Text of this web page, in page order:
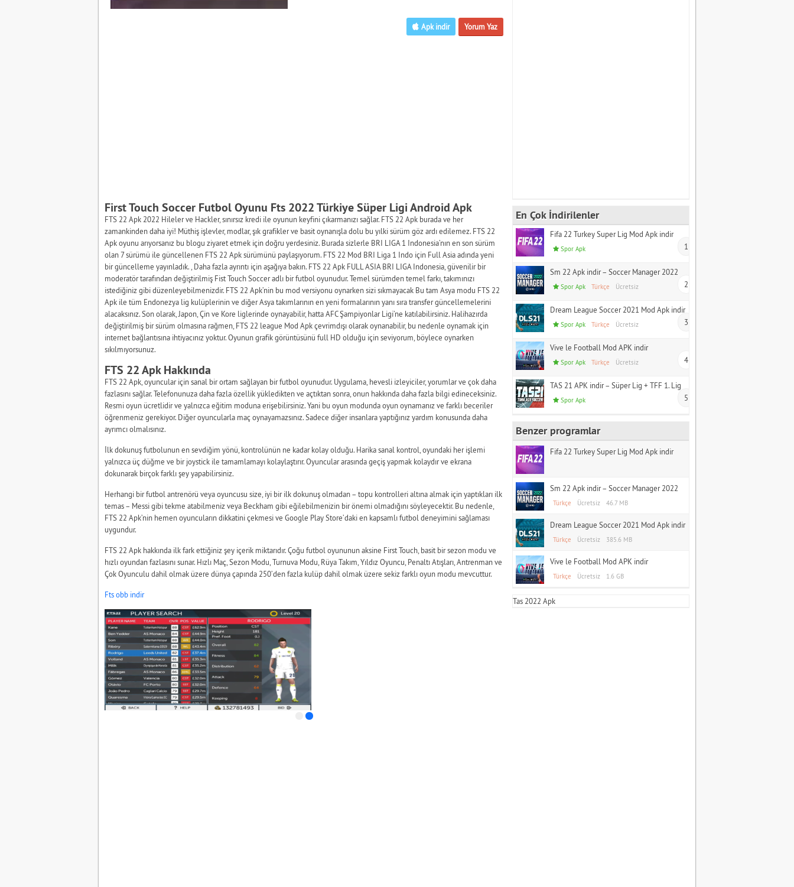
Yorum Yaz
Apk indir
First Touch Soccer Futbol Oyunu Fts 2022 Türkiye Süper Ligi Android Apk
FTS 22 Apk 2022 Hileler ve Hackler, sınırsız kredi ile oyunun keyfini çıkarmanızı sağlar. FTS 22 Apk burada ve her
zamankinden daha iyi! Müthiş işlevler, modlar, şık grafikler ve basit oynanışla dolu bu yılki sürüm göz ardı edilemez. FTS 22
Apk oyunu arıyorsanız bu blogu ziyaret etmek için doğru yerdesiniz. Burada sizlerle BRI LIGA 1 Indonesia’nın en son sürüm
olan 7 sürümü ile güncellenen FTS 22 Apk sürümünü paylaşıyorum. FTS 22 Mod BRI Liga 1 Indo için Full Asia adında yeni
bir güncelleme yayınladık. , Daha fazla ayrıntı için aşağıya bakın. FTS 22 Apk FULL ASIA BRI LIGA Indonesia, güvenilir bir
moderatör tarafından değiştirilmiş Fist Touch Soccer adlı bir futbol oyunudur. Temel sürümden temel farkı, takımınızı
istediğiniz gibi düzenleyebilmenizdir. FTS 22 Apk’nin bu mod versiyonu oynarken sizi sıkmayacak Bu tam Asya modu FTS 22
Apk ile tüm Endonezya lig kulüplerinin ve diğer Asya takımlarının en yeni formalarının yanı sıra transfer güncellemelerini
alacaksınız. Son olarak, Japon, Çin ve Kore liglerinde oynayabilir, hatta AFC Şampiyonlar Ligi’ne katılabilirsiniz. Halihazırda
değiştirilmiş bir sürüm olmasına rağmen, FTS 22 league Mod Apk çevrimdışı olarak oynanabilir, bu nedenle oynamak için
internet bağlantısına ihtiyacınız yoktur. Oyunun grafik görüntüsünü full HD olduğu için seviyorum, böylece oynarken
sıkılmıyorsunuz.
FTS 22 Apk Hakkında
FTS 22 Apk, oyuncular için sanal bir ortam sağlayan bir futbol oyunudur. Uygulama, hevesli izleyiciler, yorumlar ve çok daha
fazlasını sağlar. Telefonunuza daha fazla özellik yükledikten ve açtıktan sonra, onun hakkında daha fazla bilgi edineceksiniz.
Resmi oyun ücretlidir ve yalnızca eğitim moduna erişebilirsiniz. Yani bu oyun modunda oyun oynamanız ve farklı beceriler
öğrenmeniz gerekiyor. Diğer oyuncularla maç oynayamazsınız. Sadece diğer insanlara yaptığınız yardım konusunda daha
ayrımcı olmalısınız.
İlk dokunuş futbolunun en sevdiğim yönü, kontrolünün ne kadar kolay olduğu. Harika sanal kontrol, oyundaki her işlemi
yalnızca üç düğme ve bir joystick ile tamamlamayı kolaylaştırır. Oyuncular arasında geçiş yapmak kolaydır ve ekrana
dokunarak birçok farklı şey yapabilirsiniz.
Herhangi bir futbol antrenörü veya oyuncusu size, iyi bir ilk dokunuş olmadan – topu kontrolleri altına almak için yaptıkları ilk
temas – Messi gibi tekme atabilmeniz veya Beckham gibi eğilebilmenizin bir önemi olmadığını söyleyecektir. Bu nedenle,
FTS 22 Apk’nin hemen oyuncuların dikkatini çekmesi ve Google Play Store’daki en kapsamlı futbol deneyimini sağlaması
uygundur.
FTS 22 Apk hakkında ilk fark ettiğiniz şey içerik miktarıdır. Çoğu futbol oyununun aksine First Touch, basit bir sezon modu ve
hızlı oyundan fazlasını sunar. Hızlı Maç, Sezon Modu, Turnuva Modu, Rüya Takım, Yıldız Oyuncu, Penaltı Atışları, Antrenman ve
Çok Oyunculu dahil olmak üzere dünya çapında 250’den fazla kulüp dahil olmak üzere sekiz farklı oyun modu mevcuttur.
Fts obb indir
En Çok İndirilenler
Fifa 22 Turkey Super Lig Mod Apk indir
Spor Apk 1
Sm 22 Apk indir – Soccer Manager 2022
Spor Apk Türkçe Ücretsiz 2
Dream League Soccer 2021 Mod Apk indir
Spor Apk Türkçe Ücretsiz 3
Vive le Football Mod APK indir
Spor Apk Türkçe Ücretsiz 4
TAS 21 APK indir – Süper Lig + TFF 1. Lig
Spor Apk 5
Benzer programlar
Fifa 22 Turkey Super Lig Mod Apk indir
Sm 22 Apk indir – Soccer Manager 2022
Türkçe Ücretsiz 46.7 MB
Dream League Soccer 2021 Mod Apk indir
Türkçe Ücretsiz 385.6 MB
Vive le Football Mod APK indir
Türkçe Ücretsiz 1.6 GB
Tas 2022 Apk